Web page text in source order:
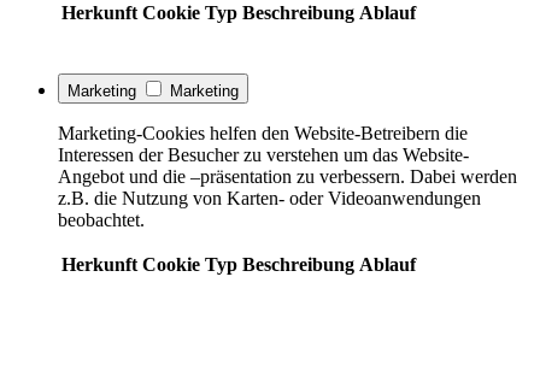
Herkunft Cookie Typ Beschreibung Ablauf
Marketing Marketing
Marketing-Cookies helfen den Website-Betreibern die
Interessen der Besucher zu verstehen um das Website-
Angebot und die –präsentation zu verbessern. Dabei werden
z.B. die Nutzung von Karten- oder Videoanwendungen
beobachtet.
Herkunft Cookie Typ Beschreibung Ablauf